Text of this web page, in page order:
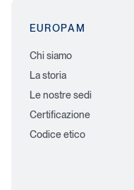
EUROPAM
Chi siamo
La storia
Le nostre sedi
Certificazione
Codice etico